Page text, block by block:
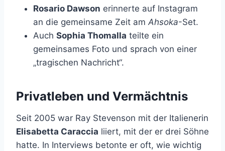
Rosario Dawson erinnerte auf Instagram
an die gemeinsame Zeit am Ahsoka-Set.
Auch Sophia Thomalla teilte ein
gemeinsames Foto und sprach von einer
„tragischen Nachricht“.
Privatleben und Vermächtnis
Seit 2005 war Ray Stevenson mit der Italienerin
Elisabetta Caraccia liiert, mit der er drei Söhne
hatte. In Interviews betonte er oft, wie wichtig